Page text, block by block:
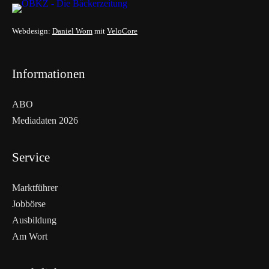
Webdesign: Daniel Wom mit VeloCore
Informationen
ABO
Mediadaten 2026
Service
Marktführer
Jobbörse
Ausbildung
Am Wort